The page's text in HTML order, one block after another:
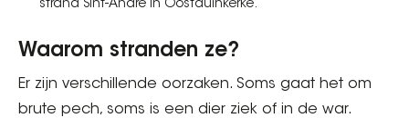
strand Sint-André in Oostduinkerke.
Waarom stranden ze?
Er zijn verschillende oorzaken. Soms gaat het om
brute pech, soms is een dier ziek of in de war.